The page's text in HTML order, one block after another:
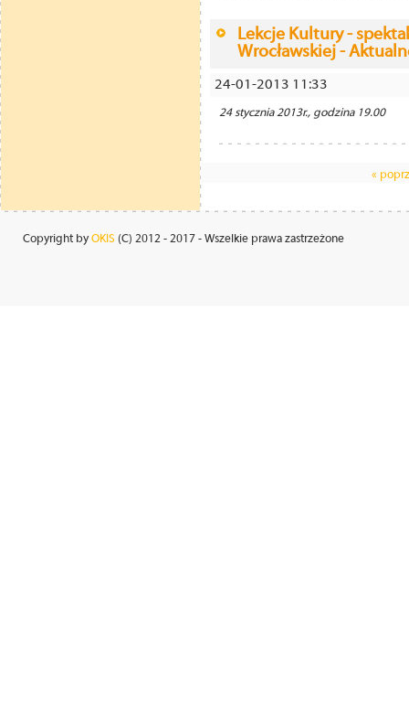
Lekcje Kultury -
Wrocławskiej -
24-01-2013 11:33
24 stycznia 2013r., godzina 19.00
«
Copyright by OKIS (C) 2012 - 2017 - Wszelkie prawa zastrzeżone